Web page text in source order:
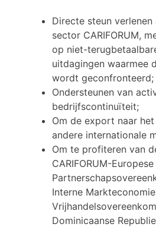
Directe steun
sector CARIFORUM,
op niet-
uitdagingen waarmee
wordt geconfronteerd;
Ondersteunen van
bedrijfscontinuïteit;
Om de export naar
andere internationale
Om te profiteren van
CARIFORUM-
Interne
Dominicaanse